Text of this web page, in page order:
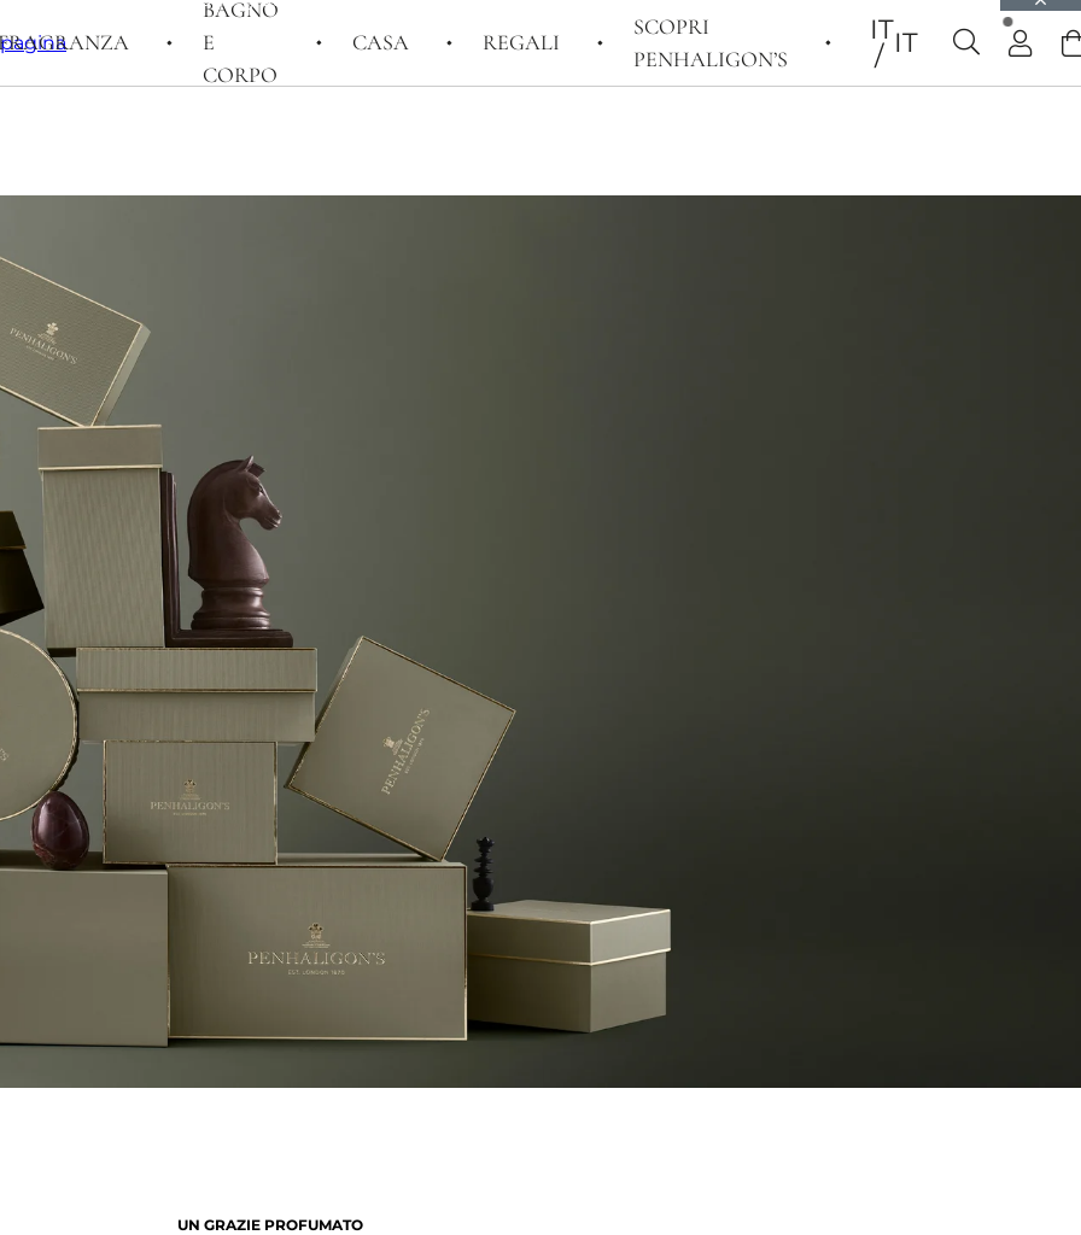
FRAGRANZA
BAGNO
E
CORPO
CASA REGALI
SCOPRI
PENHALIGON’S
ITIT
UN GRAZIE PROFUMATO